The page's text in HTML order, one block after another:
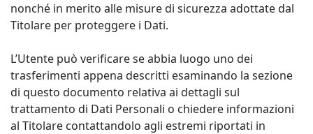
nonché in merito alle misure di sicurezza adottate dal
Titolare per proteggere i Dati.
L’Utente può verificare se abbia luogo uno dei
trasferimenti appena descritti esaminando la sezione
di questo documento relativa ai dettagli sul
trattamento di Dati Personali o chiedere informazioni
al Titolare contattandolo agli estremi riportati in